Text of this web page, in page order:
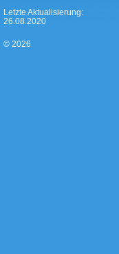
Letzte Aktualisierung:
26.08.2020
© 2026